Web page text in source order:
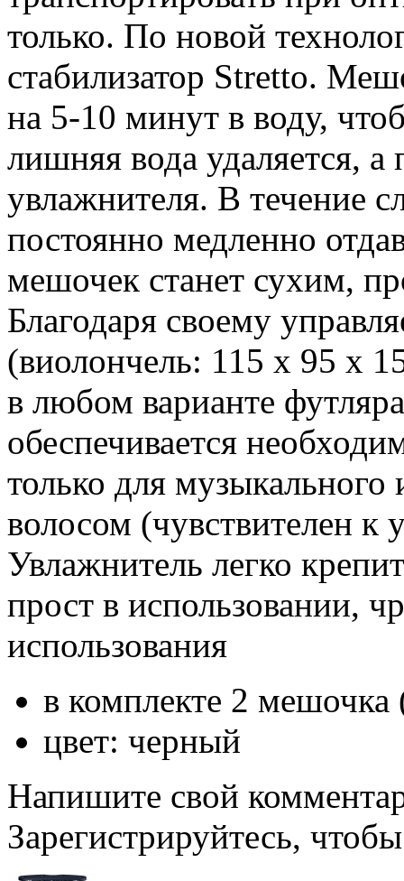
только. По новой
стабилизатор Stretto.
на 5-10 минут в воду,
лишняя вода удаляется, а
увлажнителя. В течение
постоянно медленно
мешочек станет сухим,
Благодаря своему
(виолончель: 115 x 95 x
в любом варианте
обеспечивается
только для
волосом (чувствителен
Увлажнитель легко
прост в использовании,
использования
в комплекте 2 мешочка
цвет: черный
Напишите свой
Зарегистрируйтесь,